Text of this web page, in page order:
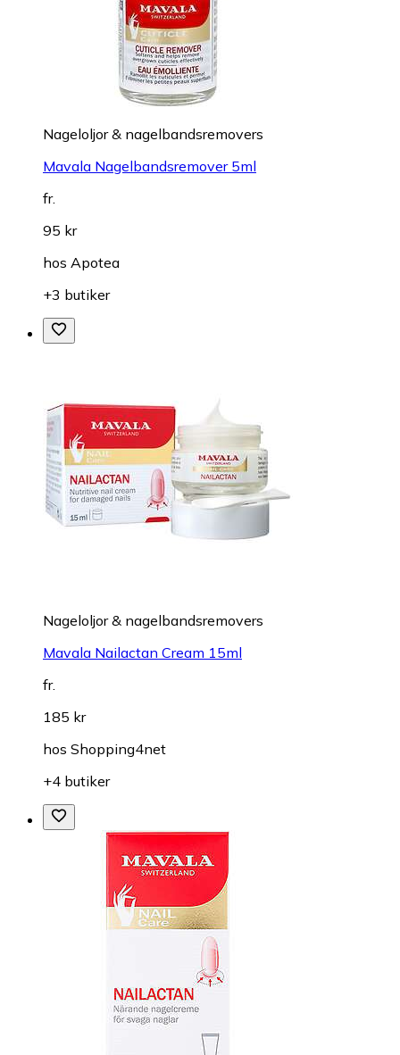
Nageloljor & nagelbandsremovers
Mavala Nagelbandsremover 5ml
fr.
95 kr
hos Apotea
+3 butiker
Nageloljor & nagelbandsremovers
Mavala Nailactan Cream 15ml
fr.
185 kr
hos Shopping4net
+4 butiker